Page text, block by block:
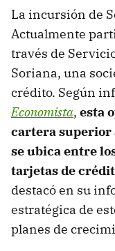
La incursión de
Actualmente
través de
Soriana, una
crédito. Según
Economista, esta
cartera superior
se ubica entre
tarjetas de
destacó en su
estratégica de
planes de